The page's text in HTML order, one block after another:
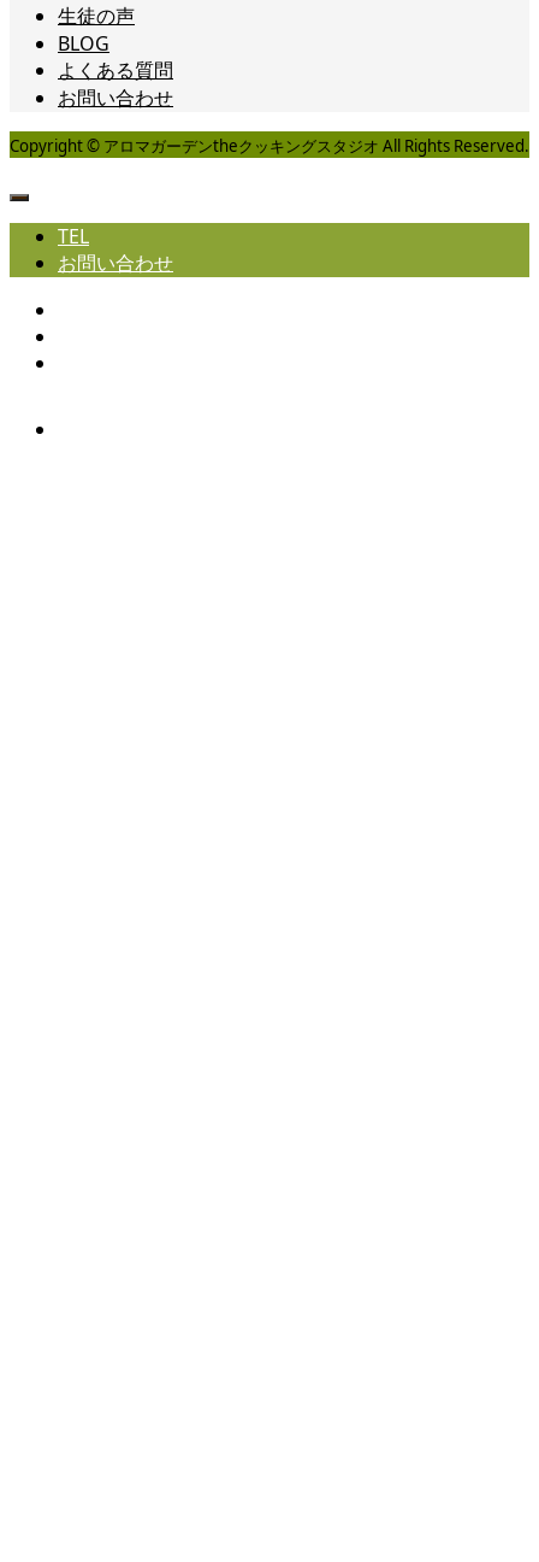
生徒の声
BLOG
よくある質問
お問い合わせ
Copyright © アロマガーデンtheクッキングスタジオ All Rights Reserved.
TEL
お問い合わせ